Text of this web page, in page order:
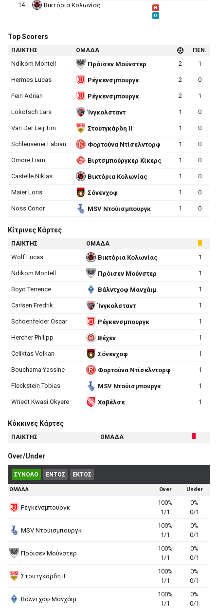
14 Βικτόρια Κολωνίας
H
O
Top Scorers
ΠΑΙΚΤΗΣ ΟΜΑΔΑ ΠΕΝ.
Ndikom Montell Πρόισεν Μούνστερ 2 1
Hermes Lucas Ρέγκενσμπουργκ 2 0
Fein Adrian Ρέγκενσμπουργκ 2 1
Lokotsch Lars Ίνγκολσταντ 1 0
Van Der Leij Tim Στουτγκάρδη II 1 0
Schleusener Fabian Φορτούνα Ντίσελντορφ 1 0
Omore Liam Βιρτσμπούργκερ Κίκερς 1 0
Castelle Niklas Βικτόρια Κολωνίας 1 0
Maier Loris Σόνενχοφ 1 0
Noss Conor MSV Ντούισμπουργκ 1 0
Κίτρινες Κάρτες
ΠΑΙΚΤΗΣ ΟΜΑΔΑ
Wolf Lucas Βικτόρια Κολωνίας 1
Ndikom Montell Πρόισεν Μούνστερ 1
Boyd Terrence Βάλντχοφ Μανχάιμ 1
Carlsen Fredrik Ίνγκολσταντ 1
Schoenfelder Oscar Ρέγκενσμπουργκ 1
Hercher Philipp Βέχεν 1
Celiktas Volkan Σόνενχοφ 1
Bouchama Yassine Φορτούνα Ντίσελντορφ 1
Fleckstein Tobias MSV Ντούισμπουργκ 1
Wriedt Kwasi Okyere Χαβέλσε 1
Κόκκινες Κάρτες
ΠΑΙΚΤΗΣ ΟΜΑΔΑ
Over/Under
ΣΥΝΟΛΟ ΕΝΤΟΣ ΕΚΤΟΣ
ΟΜΑΔΑ Over Under
Ρέγκενσμπουργκ
100%
1/1
0%
0/1
MSV Ντούισμπουργκ
100%
1/1
0%
0/1
Πρόισεν Μούνστερ
100%
1/1
0%
0/1
Στουτγκάρδη II
100%
1/1
0%
0/1
Βάλντχοφ Μανχάιμ
100%
1/1
0%
0/1